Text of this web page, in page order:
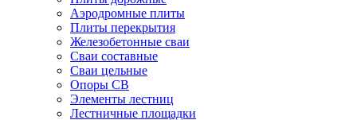
Аэродромные плиты
Плиты перекрытия
Железобетонные сваи
Сваи составные
Сваи цельные
Опоры СВ
Элементы лестниц
Лестничные площадки